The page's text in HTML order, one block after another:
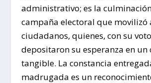
administrativo; es la
campaña electoral que movilizó
ciudadanos, quienes, con su
depositaron su esperanza en un
tangible. La constancia
madrugada es un